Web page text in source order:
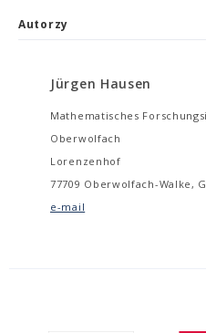
Autorzy
Jürgen Hausen
Mathematisches
Oberwolfach
Lorenzenhof
77709 Oberwolfach-Walke,
e-mail